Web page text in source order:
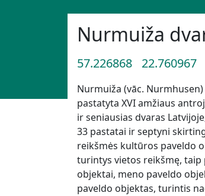
Nurmuiža
57.226868 22.760967
Nurmuiža (vāc.
pastatyta XVI amžiaus
ir seniausias dvaras
33 pastatai ir septyni
reikšmės kultūros paveldo
turintys vietos reikšmę,
objektai, meno paveldo
paveldo objektas, turintis